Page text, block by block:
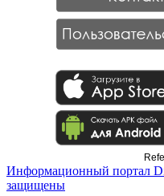
Информационный портал
защищены